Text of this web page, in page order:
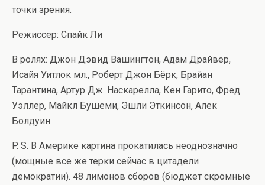
точки зрения.
Режиссер: Спайк Ли
В ролях: Джон Дэвид Вашингтон, Адам Драйвер,
Исайя Уитлок мл., Роберт Джон Бёрк, Брайан
Тарантина, Артур Дж. Наскарелла, Кен Гарито, Фред
Уэллер, Майкл Бушеми, Эшли Эткинсон, Алек
Болдуин
P. S. В Америке картина прокатилась неоднозначно
(мощные все же терки сейчас в цитадели
демократии). 48 лимонов сборов (бюджет скромные